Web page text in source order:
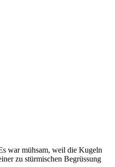
war mühsam, weil die Kugeln
zu stürmischen Begrüssung